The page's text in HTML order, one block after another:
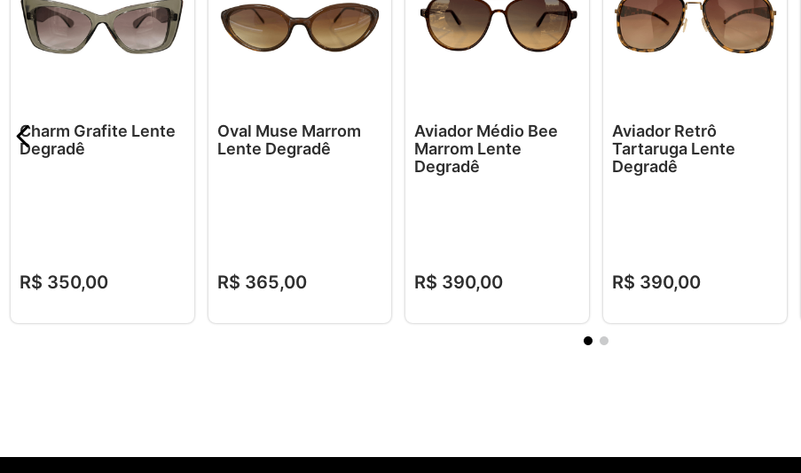
Charm Grafite Lente
Degradê
R$ 350,00
Oval Muse Marrom
Lente Degradê
R$ 365,00
Aviador Médio Bee
Marrom Lente
Degradê
R$ 390,00
Aviador Retrô
Tartaruga Lente
Degradê
R$ 390,00